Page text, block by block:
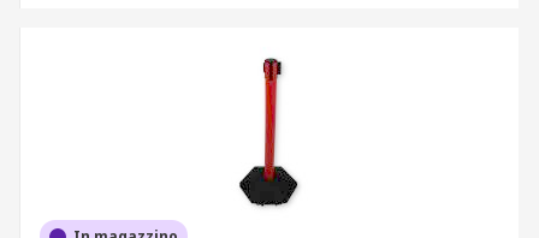
barriere fisse in acciaio galvanizzato e
Le barriere antinfortunistiche sono disponibili in
colori nero, giallo, grigio, rosso, bianco, arancione
e altre colorazioni, con nastri in poliestere,